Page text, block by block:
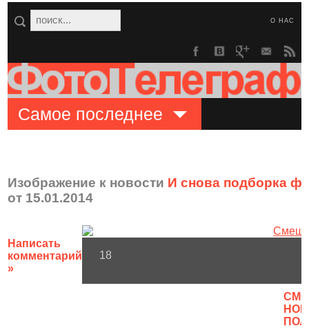
О НАС
Самое последнее
Изображение к новости И снова подборка
от 15.01.2014
Написать
комментарий
»
18